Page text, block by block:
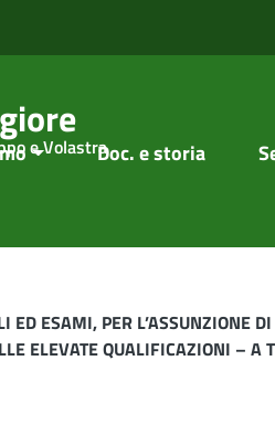
e VolastraDoc. e storia
ED ESAMI, PER L’ASSUNZIONE
ELEVATE QUALIFICAZIONI –